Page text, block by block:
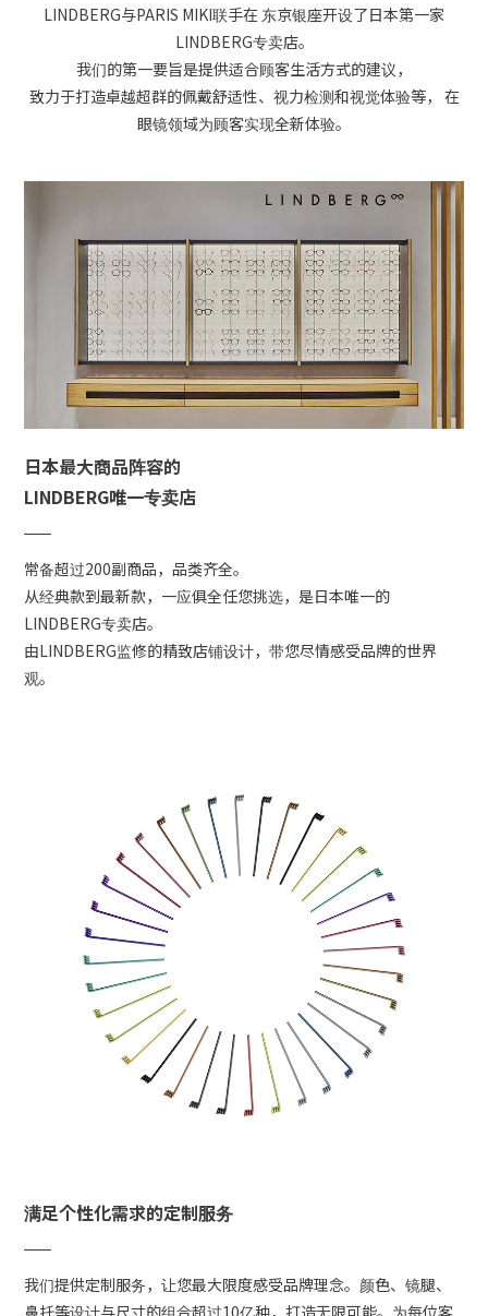
LINDBERG与PARIS MIKI联手在 东京银座开设了日本第一家
LINDBERG专卖店。
我们的第一要旨是提供适合顾客生活方式的建议，
致力于打造卓越超群的佩戴舒适性、视力检测和视觉体验等， 在
眼镜领域为顾客实现全新体验。
日本最大商品阵容的
LINDBERG唯一专卖店
常备超过200副商品，品类齐全。
从经典款到最新款，一应俱全任您挑选，是日本唯一的
LINDBERG专卖店。
由LINDBERG监修的精致店铺设计，带您尽情感受品牌的世界
观。
满足个性化需求的定制服务
我们提供定制服务，让您最大限度感受品牌理念。颜色、镜腿、